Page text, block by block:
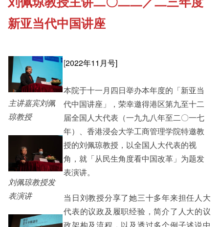
新亚影集
影片库
Cultural Topics
Staff Engagement
Alumni Connections
新亚当代中国讲座
主讲嘉宾刘佩
琼教授
刘佩琼教授发
表演讲
[2022年11月号]
本院于十一月四日举办本年度的「新亚当
代中国讲座」，荣幸邀得港区第九至十二
届全国人大代表（一九九八年至二〇一七
年）、香港浸会大学工商管理学院特邀教
授的刘佩琼教授，以全国人大代表的视
角，就「从民生角度看中国改革」为题发
表演讲。
当日刘教授分享了她三十多年来担任人大
代表的议政及履职经验，简介了人大的议